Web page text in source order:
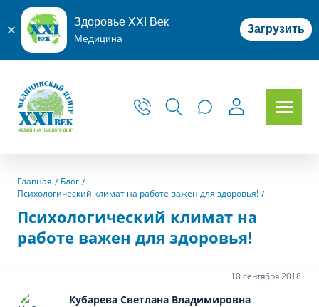
Здоровье XXI Век
Медицина
Загрузить
Главная
Блог
Психологический климат на работе важен для здоровья!
Психологический климат на
работе важен для здоровья!
Кубарева Светлана Владимировна
10 сентября 2018